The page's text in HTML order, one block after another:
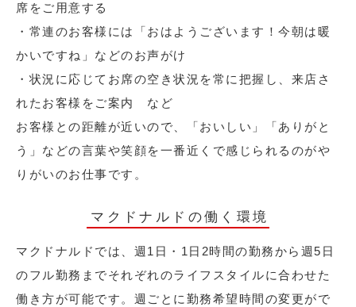
席をご用意する
・常連のお客様には「おはようございます！今朝は暖
かいですね」などのお声がけ
・状況に応じてお席の空き状況を常に把握し、来店さ
れたお客様をご案内 など
お客様との距離が近いので、「おいしい」「ありがと
う」などの言葉や笑顔を一番近くで感じられるのがや
りがいのお仕事です。
マクドナルドの働く環境
マクドナルドでは、週1日・1日2時間の勤務から週5日
のフル勤務までそれぞれのライフスタイルに合わせた
働き方が可能です。週ごとに勤務希望時間の変更がで